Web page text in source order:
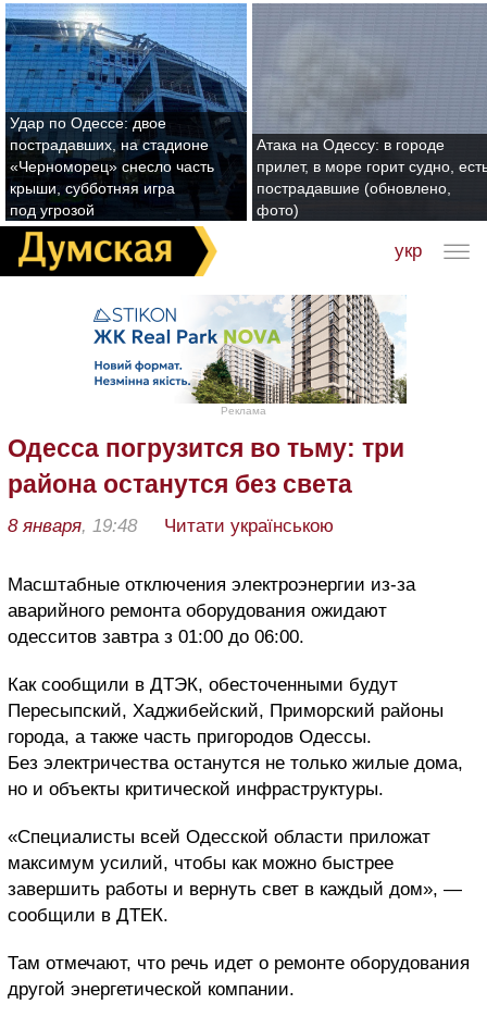
Удар по Одессе: двое
пострадавших, на стадионе
«Черноморец» снесло часть
крыши, субботняя игра
под угрозой
Атака на Одессу: в городе
прилет, в море горит судно,
пострадавшие (обновлено,
фото)
укр
Реклама
Одесса погрузится во тьму: три
района останутся без света
8 января, 19:48 Читати українською
Масштабные отключения электроэнергии из-за
аварийного ремонта оборудования ожидают
одесситов завтра з 01:00 до 06:00.
Как сообщили в ДТЭК, обесточенными будут
Пересыпский, Хаджибейский, Приморский районы
города, а также часть пригородов Одессы.
Без электричества останутся не только жилые дома,
но и объекты критической инфраструктуры.
«Специалисты всей Одесской области приложат
максимум усилий, чтобы как можно быстрее
завершить работы и вернуть свет в каждый дом», —
сообщили в ДТЕК.
Там отмечают, что речь идет о ремонте оборудования
другой энергетической компании.